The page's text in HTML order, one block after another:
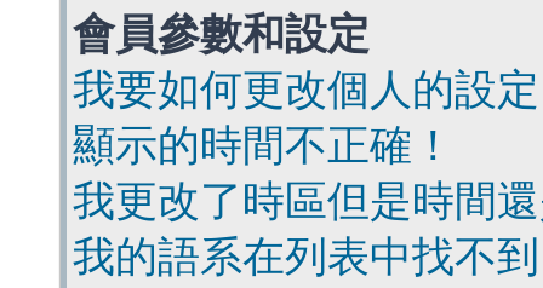
會員參數和設定
我要如何更改個人的設
顯示的時間不正確！
我更改了時區但是時間
我的語系在列表中找不